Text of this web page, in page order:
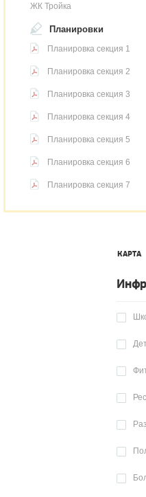
ЖК Тройка
Планировки
Планировка секция 1
Планировка секция 2
Планировка секция 3
Планировка секция 4
Планировка секция 5
Планировка секция 6
Планировка секция 7
КАРТА